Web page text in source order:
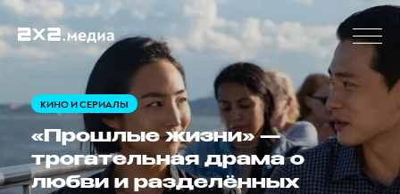
КИНО И СЕРИАЛЫ
«Прошлые жизни» —
трогательная драма о
любви и разделённых